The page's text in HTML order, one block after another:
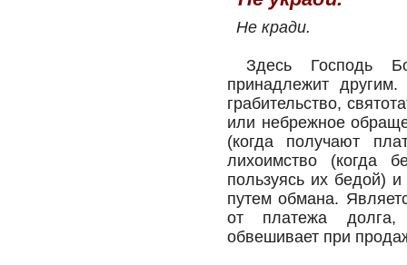
Не кради.
Здесь Господь
принадлежит
грабительство,
или небрежное
(когда получают
лихоимство (когда
пользуясь их бедой)
путем обмана.
от платежа долга,
обвешивает при